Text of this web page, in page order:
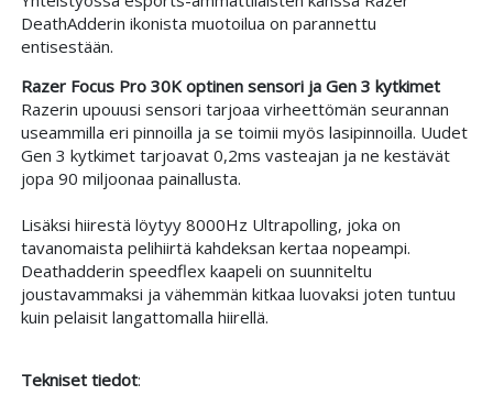
DeathAdderin ikonista muotoilua on parannettu
entisestään.
Razer Focus Pro 30K optinen sensori ja Gen 3 kytkimet
Razerin upouusi sensori tarjoaa virheettömän seurannan
useammilla eri pinnoilla ja se toimii myös lasipinnoilla. Uudet
Gen 3 kytkimet tarjoavat 0,2ms vasteajan ja ne kestävät
jopa 90 miljoonaa painallusta.
Lisäksi hiirestä löytyy 8000Hz Ultrapolling, joka on
tavanomaista pelihiirtä kahdeksan kertaa nopeampi.
Deathadderin speedflex kaapeli on suunniteltu
joustavammaksi ja vähemmän kitkaa luovaksi joten tuntuu
kuin pelaisit langattomalla hiirellä.
Tekniset tiedot: